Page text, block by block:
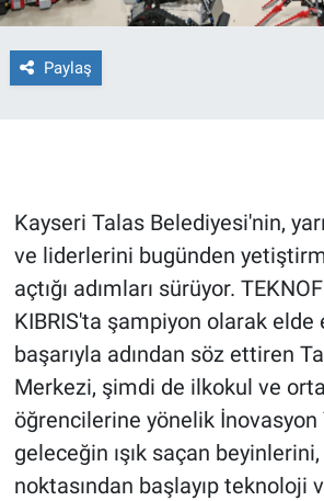
Paylaş
Kayseri Talas Belediyesi'nin,
ve liderlerini bugünden
açtığı adımları sürüyor.
KIBRIS'ta şampiyon olarak
başarıyla adından söz ettiren
Merkezi, şimdi de ilkokul ve
öğrencilerine yönelik İnovasyon
geleceğin ışık saçan beyinlerini,
noktasından başlayıp teknoloji